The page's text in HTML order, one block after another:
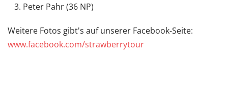
Peter Pahr (36 NP)
Weitere Fotos gibt's auf unserer Facebook-Seite:
www.facebook.com/strawberrytour